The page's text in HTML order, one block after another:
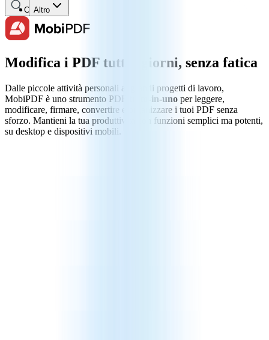
Altro
Cerca
Modifica i PDF tutti i giorni, senza fatica
Dalle piccole attività personali ai grandi progetti di lavoro,
MobiPDF è uno strumento PDF
tutto-in-uno per leggere,
modificare, firmare, convertire e organizzare i tuoi PDF senza
sforzo. Mantieni la tua produttività con funzioni semplici ma potenti,
su desktop e dispositivi mobili.